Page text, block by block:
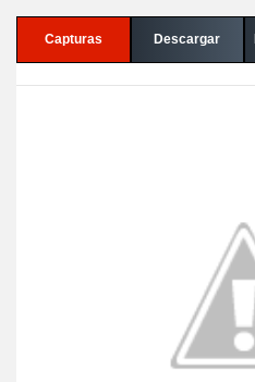
Capturas Descargar